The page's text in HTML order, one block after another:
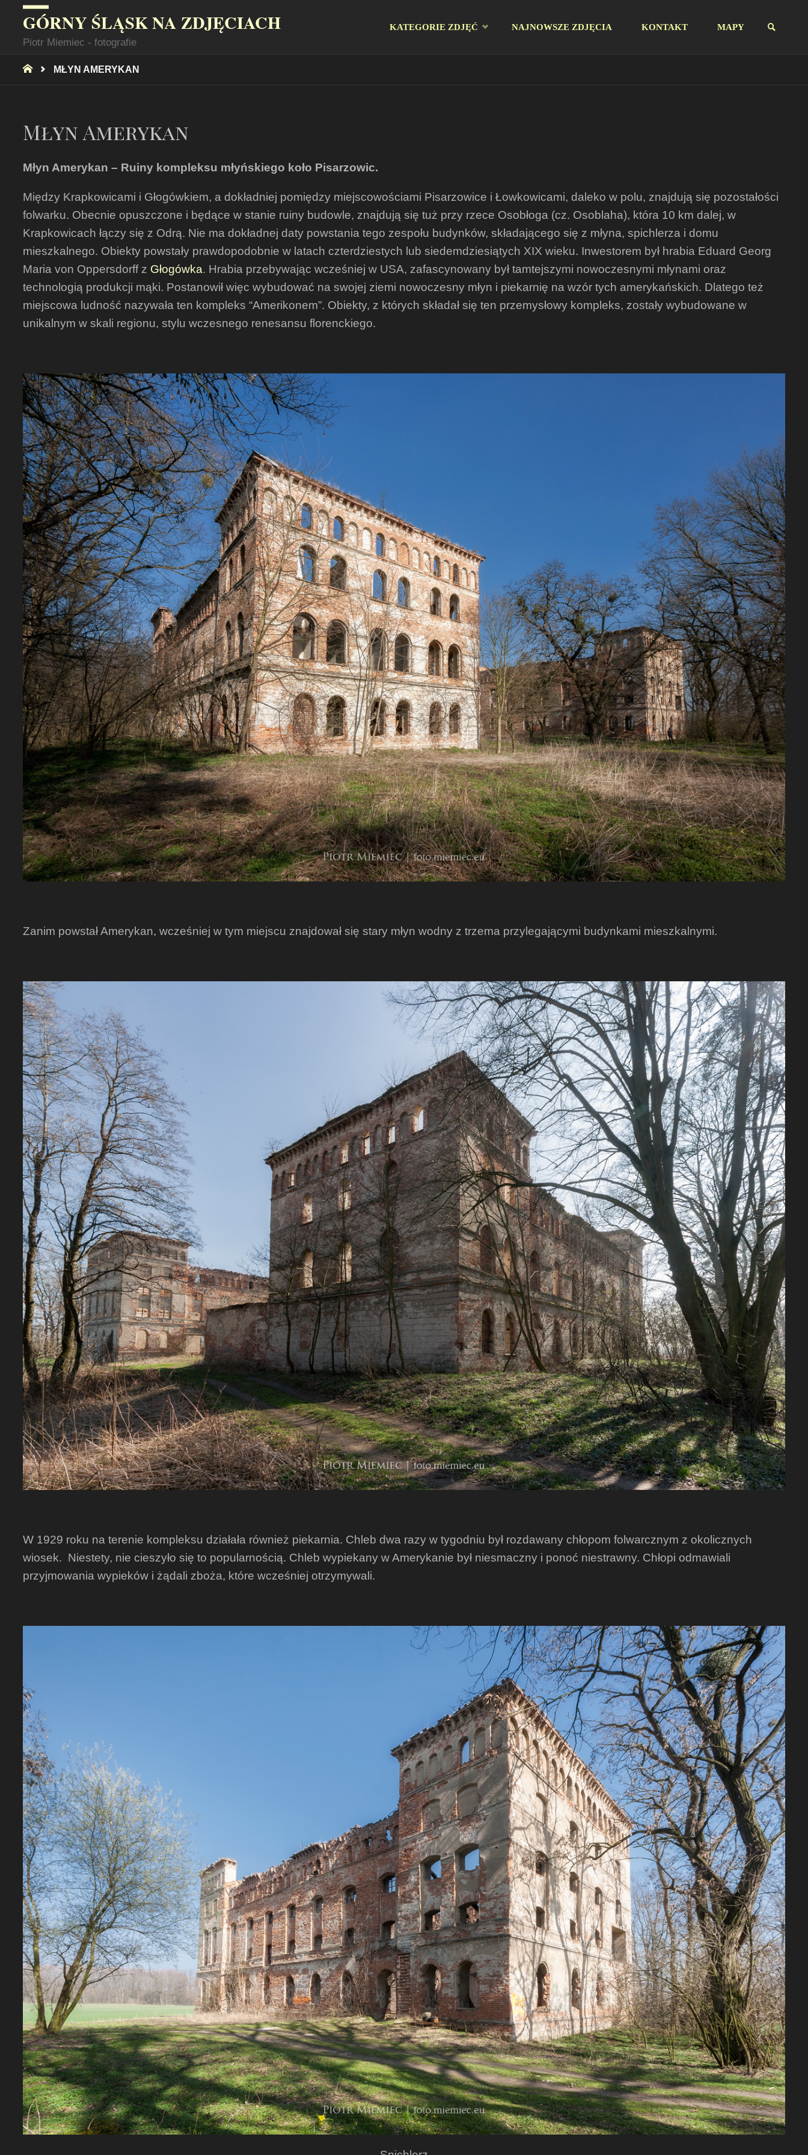
GÓRNY ŚLĄSK NA ZDJĘCIACH
Piotr Miemiec - fotografie
KATEGORIE ZDJĘĆ NAJNOWSZE ZDJĘCIA KONTAKT MAPY
STRONA
MŁYN AMERYKAN
Młyn Amerykan
Młyn Amerykan – Ruiny kompleksu młyńskiego koło Pisarzowic.
Między Krapkowicami i Głogówkiem, a dokładniej pomiędzy miejscowościami Pisarzowice i Łowkowicami, daleko w polu, znajdują się pozostałości
folwarku. Obecnie opuszczone i będące w stanie ruiny budowle, znajdują się tuż przy rzece Osobłoga (cz. Osoblaha), która 10 km dalej, w
Krapkowicach łączy się z Odrą. Nie ma dokładnej daty powstania tego zespołu budynków, składającego się z młyna, spichlerza i domu
mieszkalnego. Obiekty powstały prawdopodobnie w latach czterdziestych lub siedemdziesiątych XIX wieku. Inwestorem był hrabia Eduard Georg
Maria von Oppersdorff z Głogówka. Hrabia przebywając wcześniej w USA, zafascynowany był tamtejszymi nowoczesnymi młynami oraz
technologią produkcji mąki. Postanowił więc wybudować na swojej ziemi nowoczesny młyn i piekarnię na wzór tych amerykańskich. Dlatego też
miejscowa ludność nazywała ten kompleks “Amerikonem”. Obiekty, z których składał się ten przemysłowy kompleks, zostały wybudowane w
unikalnym w skali regionu, stylu wczesnego renesansu florenckiego.
Zanim powstał Amerykan, wcześniej w tym miejscu znajdował się stary młyn wodny z trzema przylegającymi budynkami mieszkalnymi.
W 1929 roku na terenie kompleksu działała również piekarnia. Chleb dwa razy w tygodniu był rozdawany chłopom folwarcznym z okolicznych
wiosek. Niestety, nie cieszyło się to popularnością. Chleb wypiekany w Amerykanie był niesmaczny i ponoć niestrawny. Chłopi odmawiali
przyjmowania wypieków i żądali zboża, które wcześniej otrzymywali.